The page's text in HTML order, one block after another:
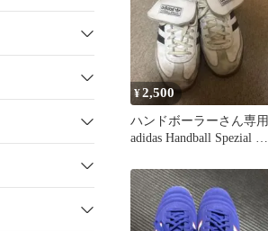
¥2,500
ハンドボーラーさん専用
adidas Handball Spezial ス